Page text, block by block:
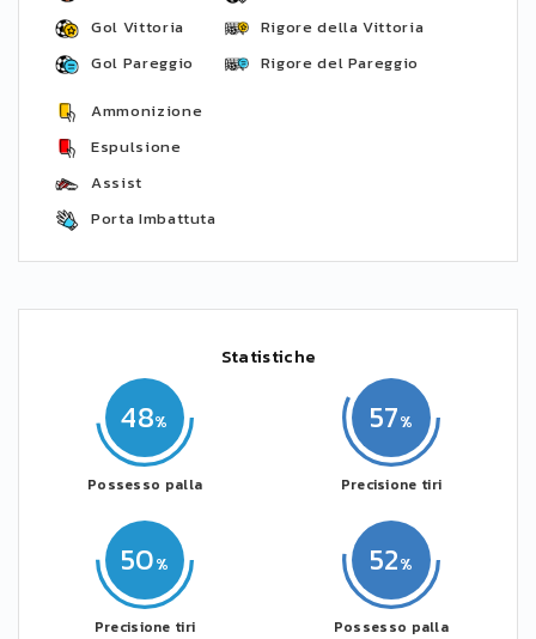
Gol Vittoria
Gol Pareggio
Rigore della Vittoria
Rigore del Pareggio
Ammonizione
Espulsione
Assist
Porta Imbattuta
Statistiche
48
Possesso palla
50
Precisione tiri
52
Possesso palla
57
Precisione tiri